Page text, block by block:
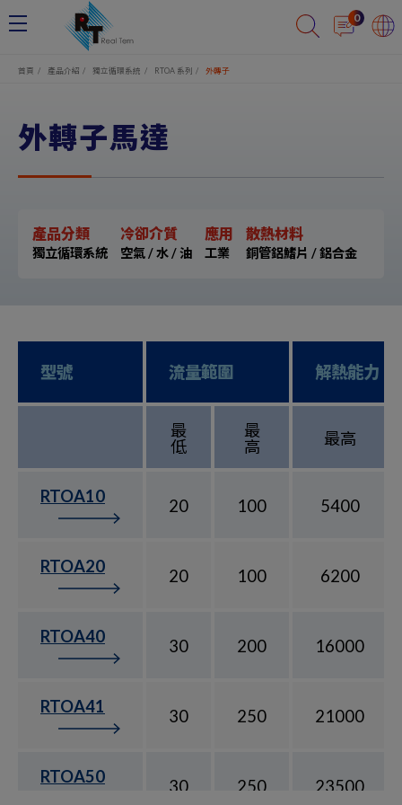
0
首頁 產品介紹 獨立循環系統 RTOA 系列 外轉子
外轉子馬達
產品分類
獨立循環系統
冷卻介質
空氣 / 水 / 油
應用
工業
散熱材料
銅管鋁鰭片 / 鋁合金
型號 流量範圍 解熱能力
最
低
最
高
最高
RTOA10 20 100 5400
RTOA20 20 100 6200
RTOA40 30 200 16000
RTOA41 30 250 21000
RTOA50 30 250 23500
Cookie管理面板